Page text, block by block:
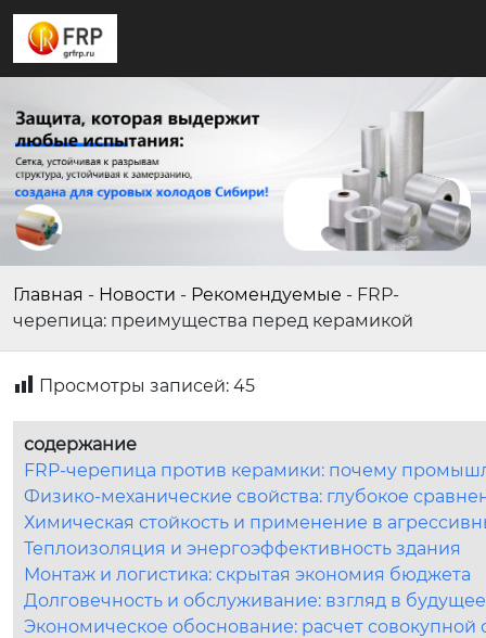
Главная - Новости - Рекомендуемые - FRP-
черепица: преимущества перед керамикой
Просмотры записей: 45
содержание
FRP-черепица против керамики: почему
Физико-механические свойства: глубокое
Химическая стойкость и применение в
Теплоизоляция и энергоэффективность здания
Монтаж и логистика: скрытая экономия бюджета
Долговечность и обслуживание: взгляд в будущее
Экономическое обоснование: расчет совокупной